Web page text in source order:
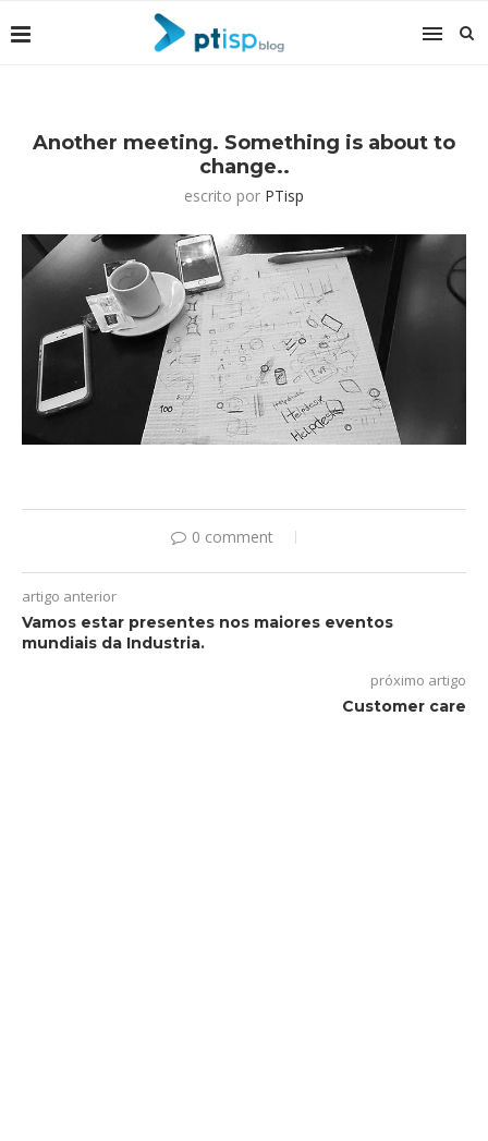
Another meeting. Something is about to
change..
escrito por PTisp
0 comment
artigo anterior
Vamos estar presentes nos maiores eventos
mundiais da Industria.
próximo artigo
Customer care